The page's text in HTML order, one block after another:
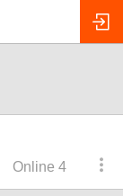
Online 4